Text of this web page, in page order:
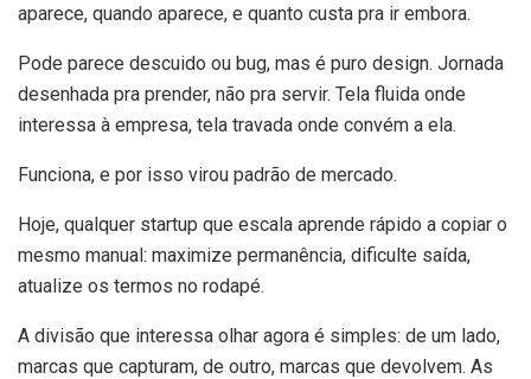
aparece, quando aparece, e quanto custa pra ir embora.
Pode parece descuido ou bug, mas é puro design. Jornada
desenhada pra prender, não pra servir. Tela fluida onde
interessa à empresa, tela travada onde convém a ela.
Funciona, e por isso virou padrão de mercado.
Hoje, qualquer startup que escala aprende rápido a copiar o
mesmo manual: maximize permanência, dificulte saída,
atualize os termos no rodapé.
A divisão que interessa olhar agora é simples: de um lado,
marcas que capturam, de outro, marcas que devolvem. As